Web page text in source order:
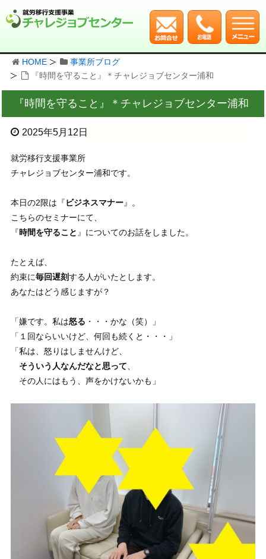
HOME
事業所ブログ
『時間を守ること』＊チャレジョブセンター浦和
『時間を守ること』＊チャレジョブセンター浦和
2025年5月12日
就労移行支援事業所
チャレジョブセンター浦和です。
本日の2限は『ビジネスマナー』。
こちらのセミナーにて、
『時間を守ること 』についてのお話をしました。
たとえば、
約束に毎回遅刻する人がいたとします。
あなたはどう感じますが？
「嫌です。私は怒る ・・・かな（笑）」
「１回ならいいけど、何回も続くと・・・」
「私は、怒りはしませんけど、
そういう人なんだなと思って
その人にはもう、声をかけないかも」